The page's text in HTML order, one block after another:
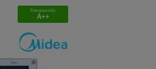
Energiaosztály
A++